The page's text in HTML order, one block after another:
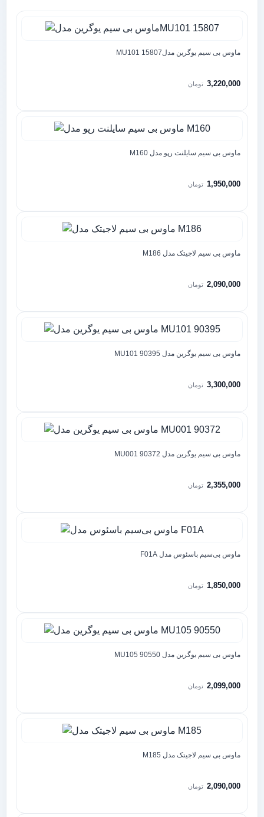
ماوس بی سیم یوگرین مدلMU101 15807
3,220,000 تومان
ماوس بی سیم سایلنت رپو مدل M160
1,950,000 تومان
ماوس بی سیم لاجیتک مدل M186
2,090,000 تومان
ماوس بی سیم یوگرین مدل MU101 90395
3,300,000 تومان
ماوس بی سیم یوگرین مدل MU001 90372
2,355,000 تومان
ماوس بی‌سیم باسئوس مدل F01A
1,850,000 تومان
ماوس بی سیم یوگرین مدل MU105 90550
2,099,000 تومان
ماوس بی سیم لاجیتک مدل M185
2,090,000 تومان